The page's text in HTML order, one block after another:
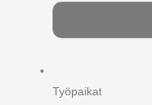
Työpaikat